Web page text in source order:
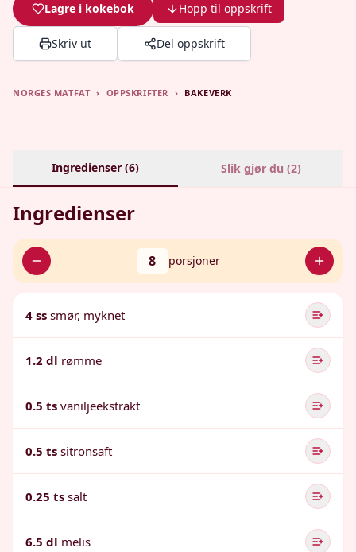
Lagre i kokebok Hopp til oppskrift
Skriv ut Del oppskrift
NORGES MATFAT › OPPSKRIFTER › BAKEVERK
Ingredienser (6) Slik gjør du (2)
Ingredienser
8 porsjoner
4 ss smør, myknet
1.2 dl rømme
0.5 ts vaniljeekstrakt
0.5 ts sitronsaft
0.25 ts salt
6.5 dl melis